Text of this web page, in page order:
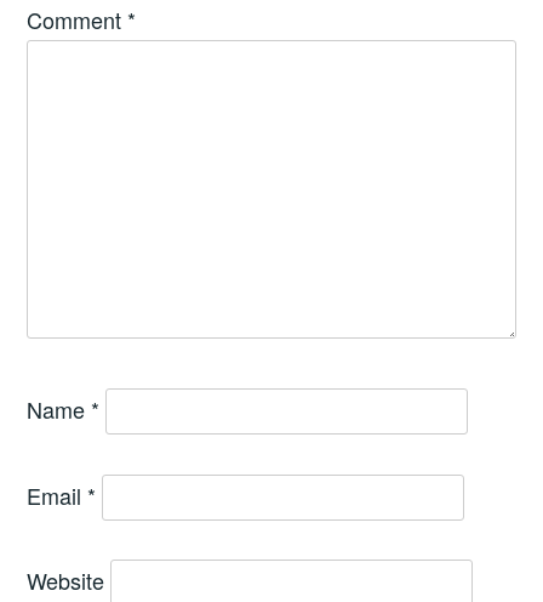
Comment *
Name *
Email *
Website